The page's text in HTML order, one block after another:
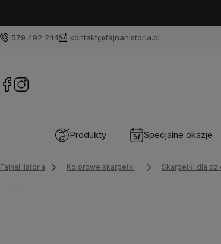
579 492 244 kontakt@fajnahistoria.pl
Produkty Specjalne okazje
FajnaHistoria Kolorowe skarpetki Skarpetki dla